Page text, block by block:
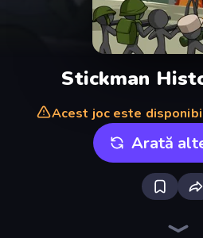
Stickman
Acest joc este
Arată